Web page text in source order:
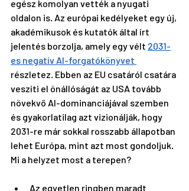
egész komolyan vették a nyugati
oldalon is. Az európai kedélyeket egy új,
akadémikusok és kutatók által írt
jelentés borzolja, amely egy vélt 2031-
es negatív AI-forgatókönyvet
részletez. Ebben az EU csatáról csatára
veszíti el önállóságát az USA tovább
növekvő AI-dominanciájával szemben
és gyakorlatilag azt vizionálják, hogy
2031-re már sokkal rosszabb állapotban
lehet Európa, mint azt most gondoljuk.
Mi a helyzet most a terepen?
Az egyetlen ringben maradt